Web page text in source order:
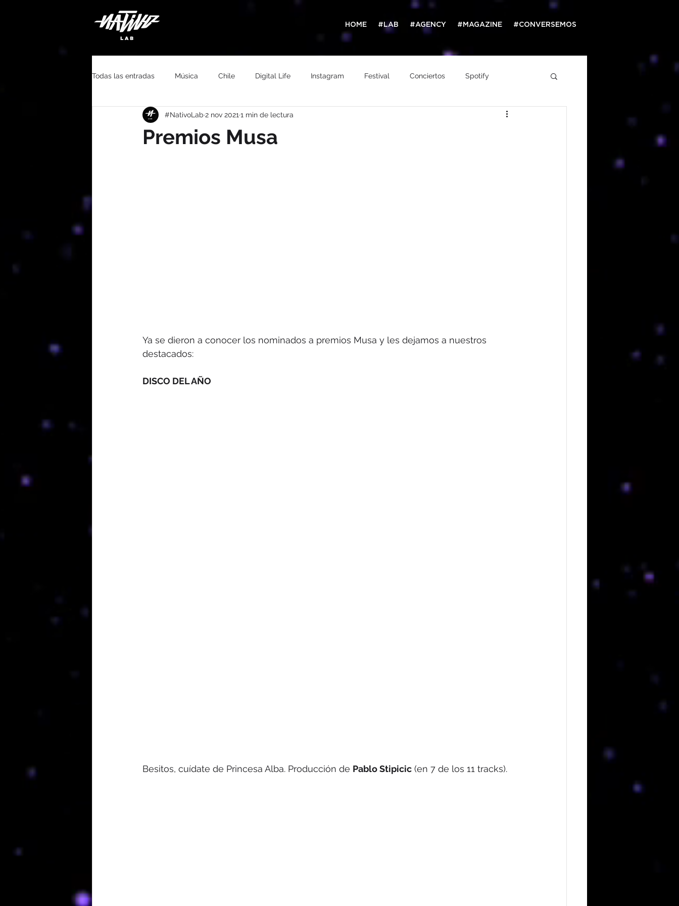
HOME #LAB #AGENCY #MAGAZINE #CONVERSEMOS
Todas las entradas Música Chile Digital Life Instagram Festival Conciertos Spotify
#QuédateEnCasa Youtube Filtro TikTok
Premios Musa
#NativoLab 2 nov 2021 1 min de lectura
Ya se dieron a conocer los nominados a premios Musa y les dejamos a nuestros
destacados:
DISCO DEL AÑO
Besitos, cuídate de Princesa Alba. Producción de Pablo Stipicic (en 7 de los 11 tracks).